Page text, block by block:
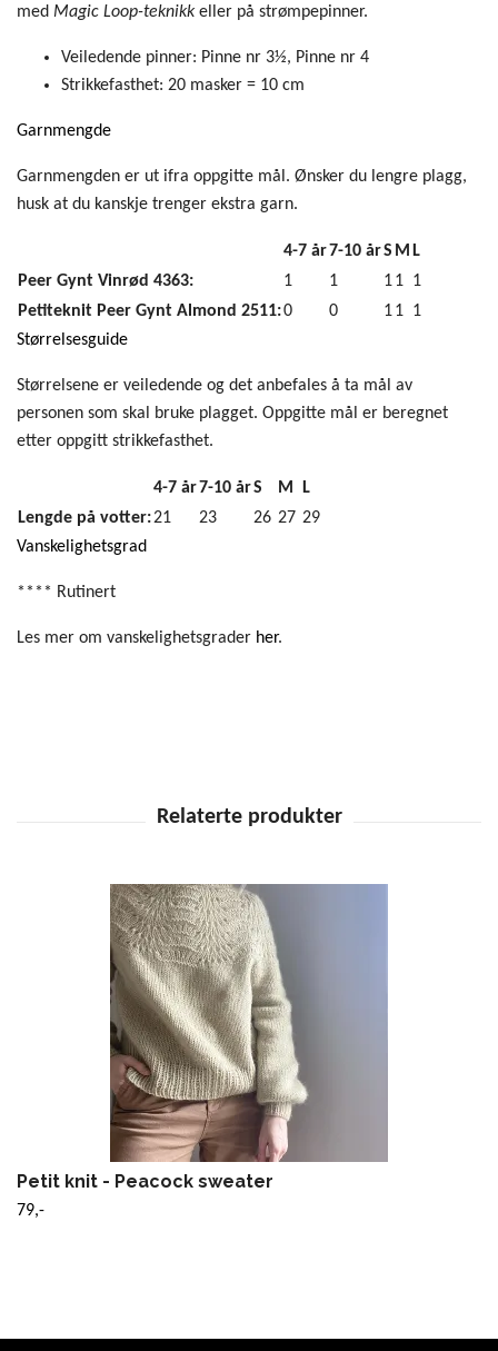
med Magic Loop-teknikk eller på strømpepinner.
Veiledende pinner: Pinne nr 3½, Pinne nr 4
Strikkefasthet: 20 masker = 10 cm
Garnmengde
Garnmengden er ut ifra oppgitte mål. Ønsker du lengre plagg,
husk at du kanskje trenger ekstra garn.
4-7 år7-10 årS ML
Peer Gynt Vinrød 4363:
1 1 11 1
Petiteknit Peer Gynt Almond 2511:0 0 11 1
Størrelsesguide
Størrelsene er veiledende og det anbefales å ta mål av
personen som skal bruke plagget. Oppgitte mål er beregnet
etter oppgitt strikkefasthet.
4-7 år7-10 årS M L
Lengde på votter:21 23 26 27 29
Vanskelighetsgrad
**** Rutinert
Les mer om vanskelighetsgrader her.
Petit knit - Peacock sweater
79,-